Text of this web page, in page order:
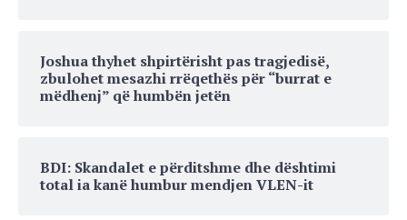
Joshua thyhet shpirtërisht pas tragjedisë,
zbulohet mesazhi rrëqethës për “burrat e
mëdhenj” që humbën jetën
BDI: Skandalet e përditshme dhe dështimi
total ia kanë humbur mendjen VLEN-it